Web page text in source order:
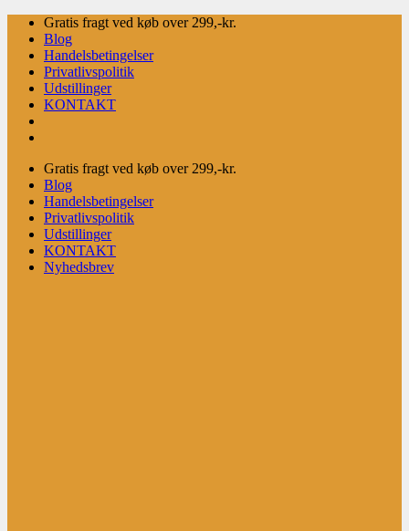
Fortsæt
indhold
Gratis fragt ved køb over 299,-kr.
Blog
Handelsbetingelser
Privatlivspolitik
Udstillinger
KONTAKT
Gratis fragt ved køb over 299,-kr.
Blog
Handelsbetingelser
Privatlivspolitik
Udstillinger
KONTAKT
Nyhedsbrev